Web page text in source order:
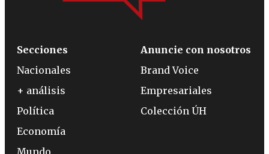
Secciones
Nacionales
+ análisis
Política
Economía
Anuncie con nosotros
Brand Voice
Empresariales
Colección ÚH